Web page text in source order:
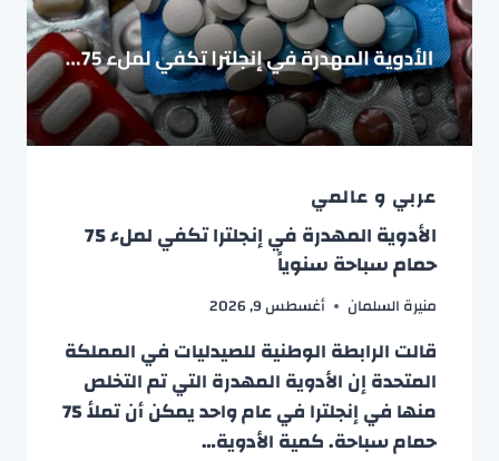
عربي و عالمي
الأدوية المهدرة في إنجلترا تكفي لملء 75
حمام سباحة سنوياً
منيرة السلمان أغسطس 9, 2026
قالت الرابطة الوطنية للصيدليات في المملكة
المتحدة إن الأدوية المهدرة التي تم التخلص
منها في إنجلترا في عام واحد يمكن أن تملأ 75
حمام سباحة. كمية الأدوية…